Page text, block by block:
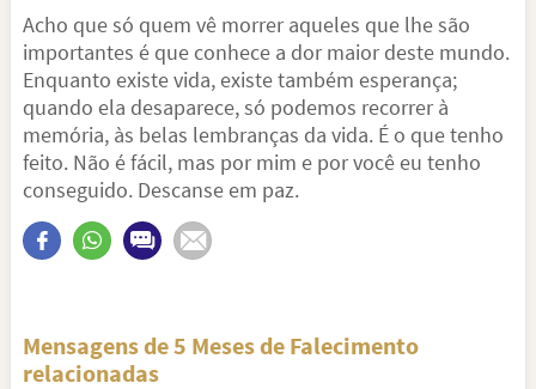
Acho que só quem vê morrer aqueles que lhe são
importantes é que conhece a dor maior deste mundo.
Enquanto existe vida, existe também esperança;
quando ela desaparece, só podemos recorrer à
memória, às belas lembranças da vida. É o que tenho
feito. Não é fácil, mas por mim e por você eu tenho
conseguido. Descanse em paz.
Mensagens de 5 Meses de Falecimento
relacionadas